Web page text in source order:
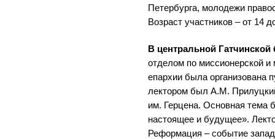
Петербурга, молодежи
Возраст участников – от 14
В центральной
отделом по миссионерской и
епархии была организована
лектором был А.М.
им. Герцена. Основная тема
настоящее и будущее».
Реформация – событие